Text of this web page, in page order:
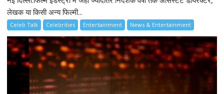
लेखक या किसी अन्य फिल्मी...
Celeb Talk Celebrities Entertainment News & Entertainment